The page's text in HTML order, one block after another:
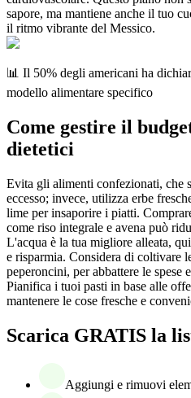
sapore, ma mantiene anche il tuo
il ritmo vibrante del Messico.
📊 Il 50% degli americani ha
modello alimentare specifico
Come gestire il
dietetici
Evita gli alimenti confezionati, che
eccesso; invece, utilizza erbe
lime per insaporire i piatti.
come riso integrale e avena può
L'acqua è la tua migliore alleata,
e risparmia. Considera di coltivare
peperoncini, per abbattere le spese
Pianifica i tuoi pasti in base alle
mantenere le cose fresche e
Scarica GRATIS la
Aggiungi e rimuovi